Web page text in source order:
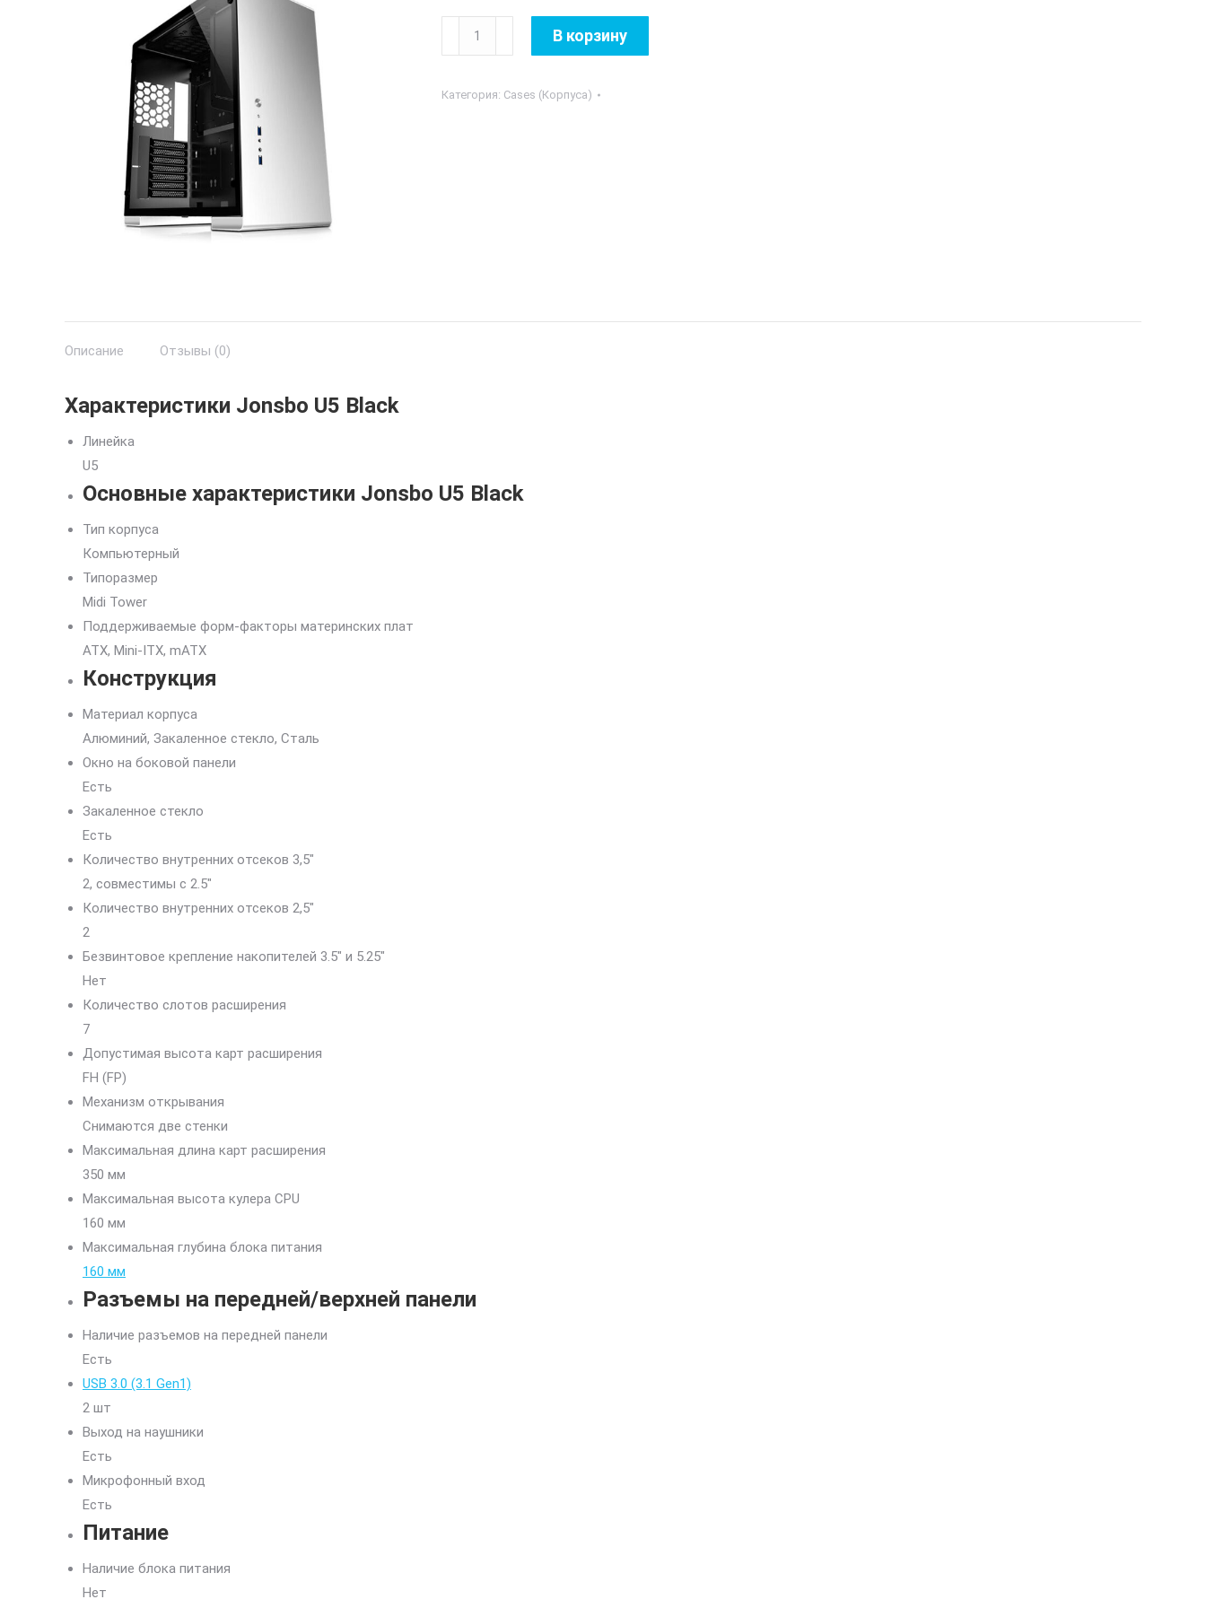
Количество
товара
U5
В корзину
Категория: Cases (Корпуса)
Описание Отзывы (0)
Характеристики Jonsbo U5 Black
Линейка
U5
Основные характеристики Jonsbo U5 Black
Тип корпуса
Компьютерный
Типоразмер
Midi Tower
Поддерживаемые форм-факторы материнских плат
ATX, Mini-ITX, mATX
Конструкция
Материал корпуса
Алюминий, Закаленное стекло, Сталь
Окно на боковой панели
Есть
Закаленное стекло
Есть
Количество внутренних отсеков 3,5″
2, совместимы с 2.5″
Количество внутренних отсеков 2,5″
2
Безвинтовое крепление накопителей 3.5″ и 5.25″
Нет
Количество слотов расширения
7
Допустимая высота карт расширения
FH (FP)
Механизм открывания
Снимаются две стенки
Максимальная длина карт расширения
350 мм
Максимальная высота кулера CPU
160 мм
Максимальная глубина блока питания
160 мм
Разъемы на передней/верхней панели
Наличие разъемов на передней панели
Есть
USB 3.0 (3.1 Gen1)
2 шт
Выход на наушники
Есть
Микрофонный вход
Есть
Питание
Наличие блока питания
Нет